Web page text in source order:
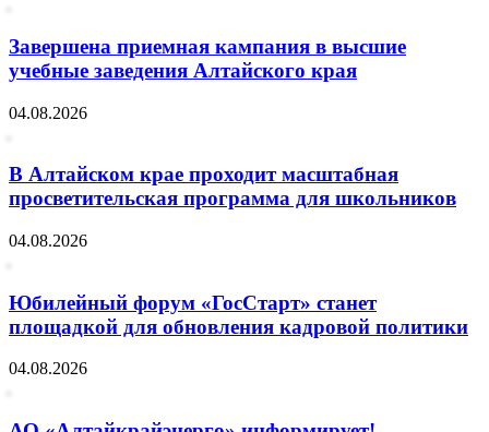
Завершена приемная кампания в высшие
учебные заведения Алтайского края
04.08.2026
В Алтайском крае проходит масштабная
просветительская программа для школьников
04.08.2026
Юбилейный форум «ГосСтарт» станет
площадкой для обновления кадровой политики
04.08.2026